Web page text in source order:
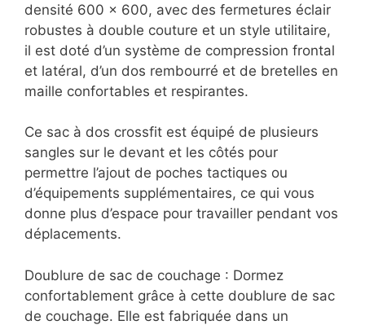
densité 600 x 600, avec des fermetures éclair
robustes à double couture et un style utilitaire,
il est doté d’un système de compression frontal
et latéral, d’un dos rembourré et de bretelles en
maille confortables et respirantes.
Ce sac à dos crossfit est équipé de plusieurs
sangles sur le devant et les côtés pour
permettre l’ajout de poches tactiques ou
d’équipements supplémentaires, ce qui vous
donne plus d’espace pour travailler pendant vos
déplacements.
Doublure de sac de couchage : Dormez
confortablement grâce à cette doublure de sac
de couchage. Elle est fabriquée dans un